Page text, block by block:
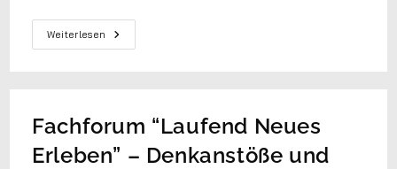
Weiterlesen
Fachforum “Laufend Neues
Erleben” – Denkanstöße und